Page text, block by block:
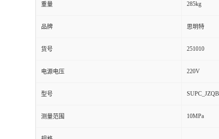
重量 285kg
品牌 思明特
货号 251010
电源电压 220V
型号
测量范围 10MPa